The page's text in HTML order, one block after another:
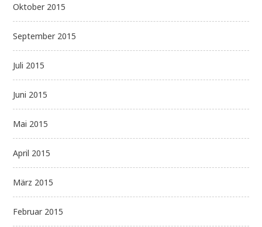
Oktober 2015
September 2015
Juli 2015
Juni 2015
Mai 2015
April 2015
März 2015
Februar 2015